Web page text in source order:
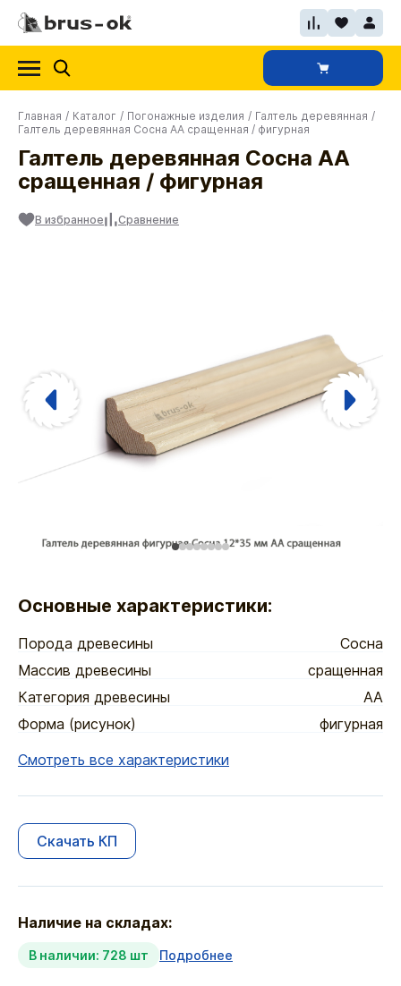
Главная / Каталог / Погонажные изделия / Галтель деревянная /
Галтель деревянная Сосна АА сращенная / фигурная
Галтель деревянная Сосна АА
сращенная / фигурная
В избранное Сравнение
Основные характеристики:
Порода древесины
Сосна
Массив древесины
сращенная
Категория древесины
АА
Форма (рисунок)
фигурная
Смотреть все характеристики
Скачать КП
Наличие на складах:
В наличии: 728 шт Подробнее